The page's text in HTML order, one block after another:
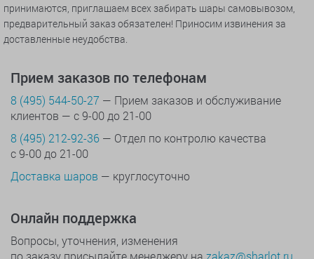
принимаются, приглашаем всех забирать шары самовывозом,
предварительный заказ обязателен! Приносим извинения за
доставленные неудобства.
Прием заказов по телефонам
8 (495) 544-50-27 — Прием заказов и обслуживание
клиентов — с 9-00 до 21-00
8 (495) 212-92-36 — Отдел по контролю качества
с 9-00 до 21-00
Доставка шаров — круглосуточно
Онлайн поддержка
Вопросы, уточнения, изменения
по заказу присылайте менеджеру на zakaz@sharlot.ru